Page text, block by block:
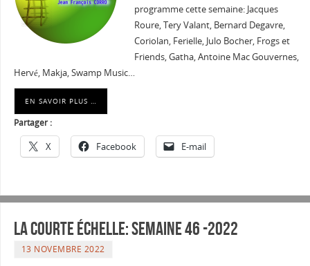
programme cette semaine: Jacques
Roure, Tery Valant, Bernard Degavre,
Coriolan, Ferielle, Julo Bocher, Frogs et
Friends, Gatha, Antoine Mac Gouvernes,
Hervé, Makja, Swamp Music…
EN SAVOIR PLUS …
Partager :
X Facebook E-mail
La courte échelle: semaine 46 -2022
13 NOVEMBRE 2022